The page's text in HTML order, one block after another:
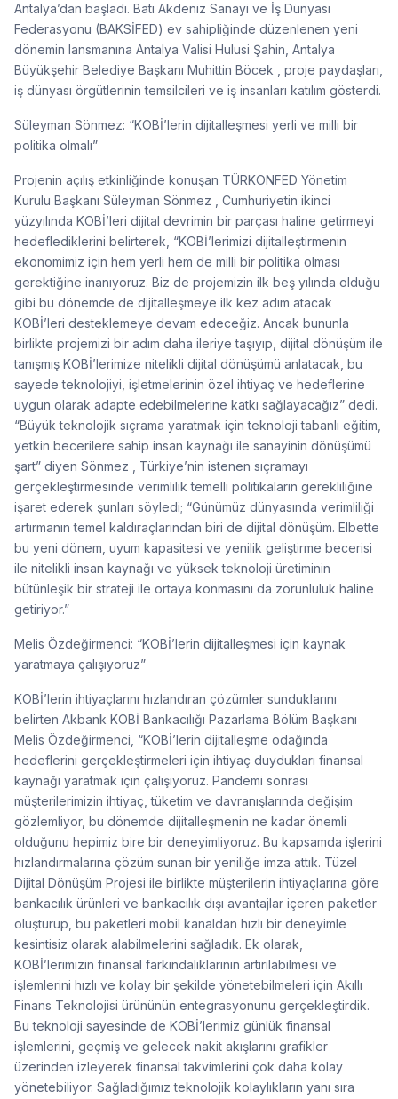
Antalya’dan başladı. Batı Akdeniz Sanayi ve İş Dünyası
Federasyonu (BAKSİFED) ev sahipliğinde düzenlenen yeni
dönemin lansmanına Antalya Valisi Hulusi Şahin, Antalya
Büyükşehir Belediye Başkanı Muhittin Böcek , proje paydaşları,
iş dünyası örgütlerinin temsilcileri ve iş insanları katılım gösterdi.
Süleyman Sönmez: “KOBİ’lerin dijitalleşmesi yerli ve milli bir
politika olmalı”
Projenin açılış etkinliğinde konuşan TÜRKONFED Yönetim
Kurulu Başkanı Süleyman Sönmez , Cumhuriyetin ikinci
yüzyılında KOBİ’leri dijital devrimin bir parçası haline getirmeyi
hedeflediklerini belirterek, “KOBİ’lerimizi dijitalleştirmenin
ekonomimiz için hem yerli hem de milli bir politika olması
gerektiğine inanıyoruz. Biz de projemizin ilk beş yılında olduğu
gibi bu dönemde de dijitalleşmeye ilk kez adım atacak
KOBİ’leri desteklemeye devam edeceğiz. Ancak bununla
birlikte projemizi bir adım daha ileriye taşıyıp, dijital dönüşüm ile
tanışmış KOBİ’lerimize nitelikli dijital dönüşümü anlatacak, bu
sayede teknolojiyi, işletmelerinin özel ihtiyaç ve hedeflerine
uygun olarak adapte edebilmelerine katkı sağlayacağız” dedi.
“Büyük teknolojik sıçrama yaratmak için teknoloji tabanlı eğitim,
yetkin becerilere sahip insan kaynağı ile sanayinin dönüşümü
şart” diyen Sönmez , Türkiye’nin istenen sıçramayı
gerçekleştirmesinde verimlilik temelli politikaların gerekliliğine
işaret ederek şunları söyledi; “Günümüz dünyasında verimliliği
artırmanın temel kaldıraçlarından biri de dijital dönüşüm. Elbette
bu yeni dönem, uyum kapasitesi ve yenilik geliştirme becerisi
ile nitelikli insan kaynağı ve yüksek teknoloji üretiminin
bütünleşik bir strateji ile ortaya konmasını da zorunluluk haline
getiriyor.”
Melis Özdeğirmenci: “KOBİ’lerin dijitalleşmesi için kaynak
yaratmaya çalışıyoruz”
KOBİ’lerin ihtiyaçlarını hızlandıran çözümler sunduklarını
belirten Akbank KOBİ Bankacılığı Pazarlama Bölüm Başkanı
Melis Özdeğirmenci, “KOBİ’lerin dijitalleşme odağında
hedeflerini gerçekleştirmeleri için ihtiyaç duydukları finansal
kaynağı yaratmak için çalışıyoruz. Pandemi sonrası
müşterilerimizin ihtiyaç, tüketim ve davranışlarında değişim
gözlemliyor, bu dönemde dijitalleşmenin ne kadar önemli
olduğunu hepimiz bire bir deneyimliyoruz. Bu kapsamda işlerini
hızlandırmalarına çözüm sunan bir yeniliğe imza attık. Tüzel
Dijital Dönüşüm Projesi ile birlikte müşterilerin ihtiyaçlarına göre
bankacılık ürünleri ve bankacılık dışı avantajlar içeren paketler
oluşturup, bu paketleri mobil kanaldan hızlı bir deneyimle
kesintisiz olarak alabilmelerini sağladık. Ek olarak,
KOBİ’lerimizin finansal farkındalıklarının artırılabilmesi ve
işlemlerini hızlı ve kolay bir şekilde yönetebilmeleri için Akıllı
Finans Teknolojisi ürününün entegrasyonunu gerçekleştirdik.
Bu teknoloji sayesinde de KOBİ’lerimiz günlük finansal
işlemlerini, geçmiş ve gelecek nakit akışlarını grafikler
üzerinden izleyerek finansal takvimlerini çok daha kolay
yönetebiliyor. Sağladığımız teknolojik kolaylıkların yanı sıra